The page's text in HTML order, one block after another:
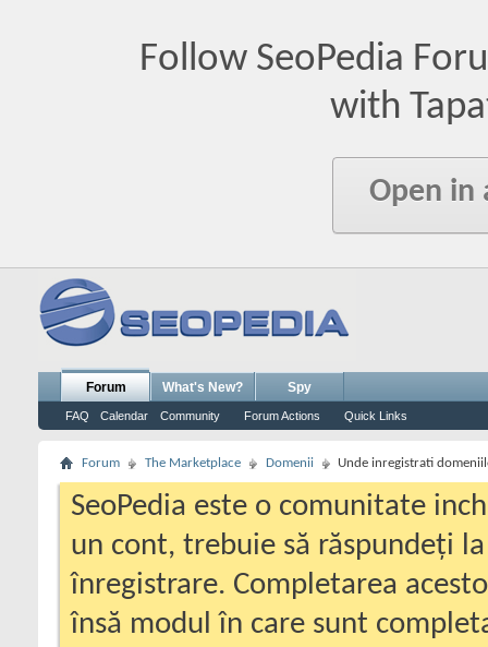
Follow SeoPedia
with
Open in
Forum
FAQ Calendar Community Forum Actions Quick Links
What's New? Spy
Forum The Marketplace Domenii Unde inregistrati
SeoPedia este o comunitate
un cont, trebuie să răspundeți
înregistrare. Completarea
însă modul în care sunt